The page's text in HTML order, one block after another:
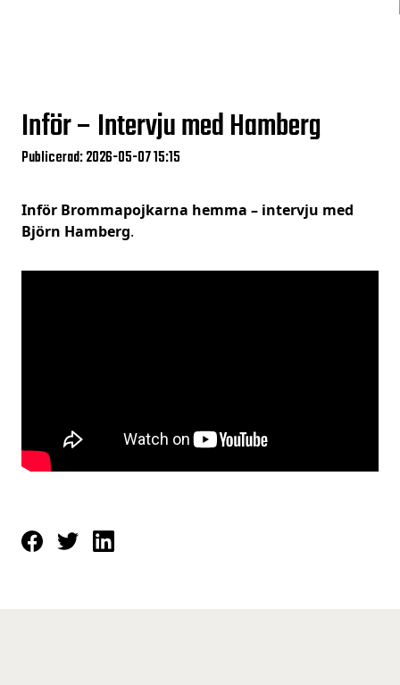
Inför – Intervju med Hamberg
Publicerad: 2026-05-07 15:15
Inför Brommapojkarna hemma – intervju med
Björn Hamberg.